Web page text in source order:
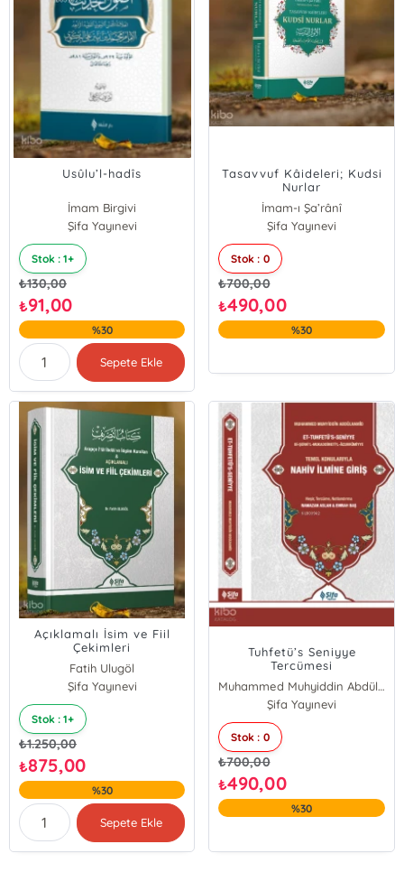
Usûlu’l-hadîs
İmam Birgivi
Şifa Yayınevi
Stok : 1+
₺130,00
₺91,00
%30
Sepete Ekle
Tasavvuf Kâideleri; Kudsi
Nurlar
İmam-ı Şa’rânî
Şifa Yayınevi
Stok : 0
₺700,00
₺490,00
%30
Açıklamalı İsim ve Fiil
Çekimleri
Fatih Ulugöl
Şifa Yayınevi
Stok : 1+
₺1.250,00
₺875,00
%30
Sepete Ekle
Tuhfetü’s Seniyye
Tercümesi
Muhammed Muhyiddin Abdülhamid
Şifa Yayınevi
Stok : 0
₺700,00
₺490,00
%30